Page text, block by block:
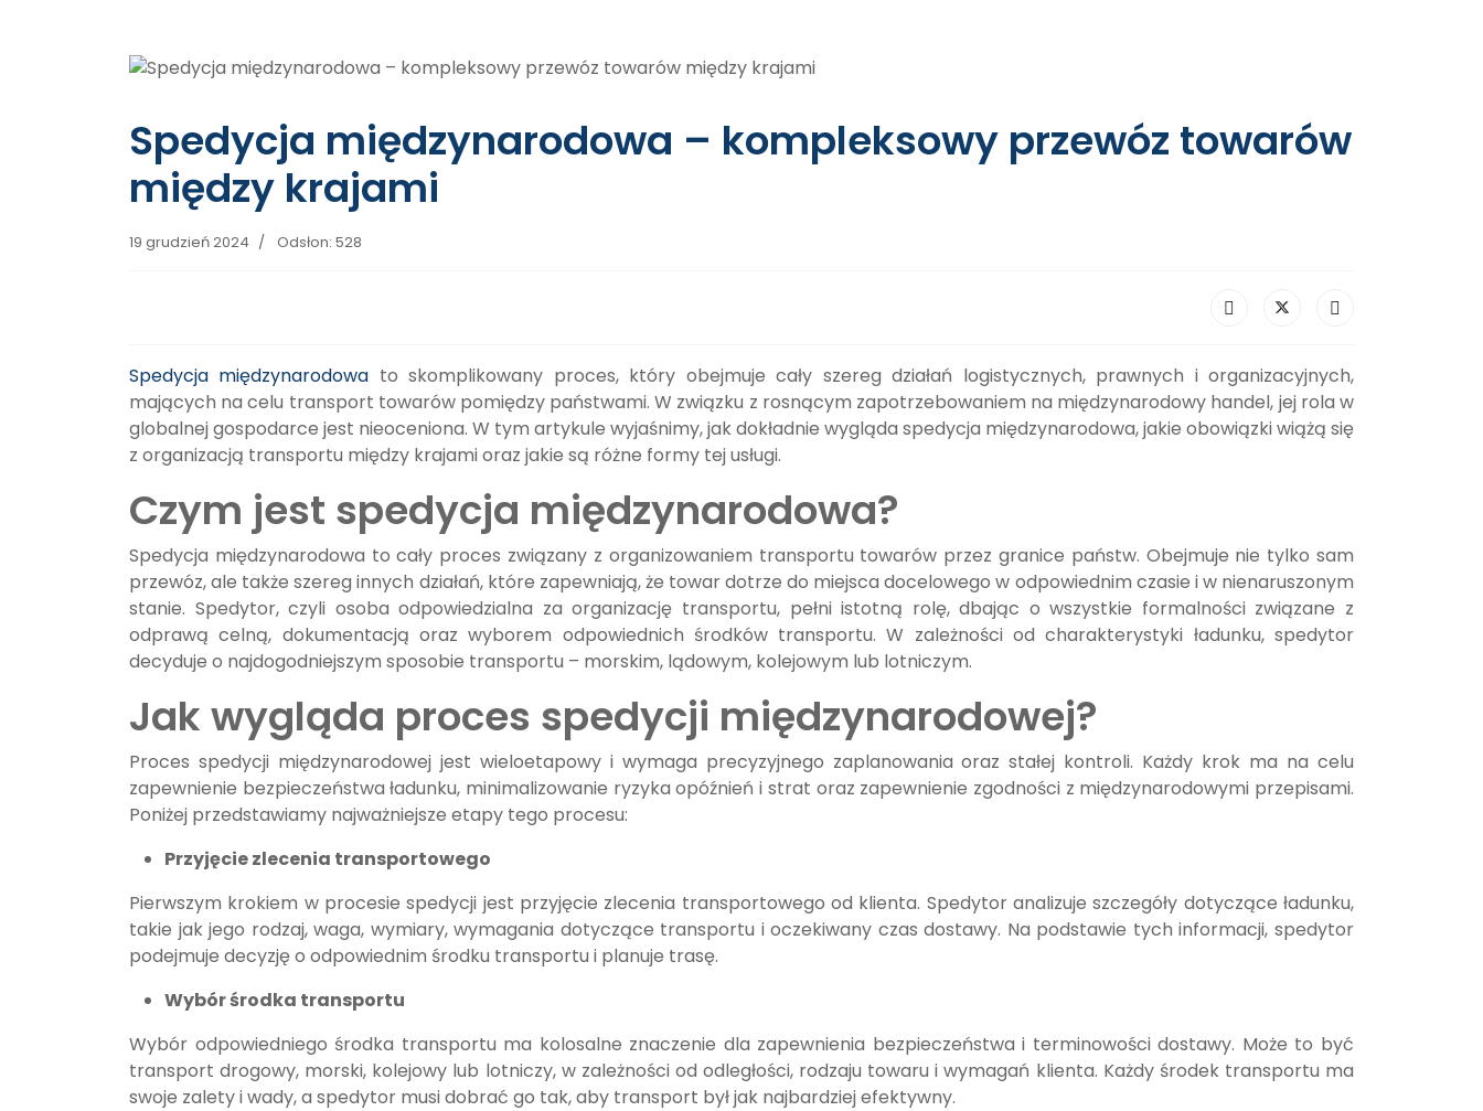
Spedycja międzynarodowa – kompleksowy przewóz towarów
między krajami
19 grudzień 2024 Odsłon: 528
Spedycja międzynarodowa to skomplikowany proces, który obejmuje cały szereg działań logistycznych, prawnych i organizacyjnych,
mających na celu transport towarów pomiędzy państwami. W związku z rosnącym zapotrzebowaniem na międzynarodowy handel, jej rola w
globalnej gospodarce jest nieoceniona. W tym artykule wyjaśnimy, jak dokładnie wygląda spedycja międzynarodowa, jakie obowiązki wiążą się
z organizacją transportu między krajami oraz jakie są różne formy tej usługi.
Czym jest spedycja międzynarodowa?
Spedycja międzynarodowa to cały proces związany z organizowaniem transportu towarów przez granice państw. Obejmuje nie tylko sam
przewóz, ale także szereg innych działań, które zapewniają, że towar dotrze do miejsca docelowego w odpowiednim czasie i w nienaruszonym
stanie. Spedytor, czyli osoba odpowiedzialna za organizację transportu, pełni istotną rolę, dbając o wszystkie formalności związane z
odprawą celną, dokumentacją oraz wyborem odpowiednich środków transportu. W zależności od charakterystyki ładunku, spedytor
decyduje o najdogodniejszym sposobie transportu – morskim, lądowym, kolejowym lub lotniczym.
Jak wygląda proces spedycji międzynarodowej?
Proces spedycji międzynarodowej jest wieloetapowy i wymaga precyzyjnego zaplanowania oraz stałej kontroli. Każdy krok ma na celu
zapewnienie bezpieczeństwa ładunku, minimalizowanie ryzyka opóźnień i strat oraz zapewnienie zgodności z międzynarodowymi przepisami.
Poniżej przedstawiamy najważniejsze etapy tego procesu:
Przyjęcie zlecenia transportowego
Pierwszym krokiem w procesie spedycji jest przyjęcie zlecenia transportowego od klienta. Spedytor analizuje szczegóły dotyczące ładunku,
takie jak jego rodzaj, waga, wymiary, wymagania dotyczące transportu i oczekiwany czas dostawy. Na podstawie tych informacji, spedytor
podejmuje decyzję o odpowiednim środku transportu i planuje trasę.
Wybór środka transportu
Wybór odpowiedniego środka transportu ma kolosalne znaczenie dla zapewnienia bezpieczeństwa i terminowości dostawy. Może to być
transport drogowy, morski, kolejowy lub lotniczy, w zależności od odległości, rodzaju towaru i wymagań klienta. Każdy środek transportu ma
swoje zalety i wady, a spedytor musi dobrać go tak, aby transport był jak najbardziej efektywny.